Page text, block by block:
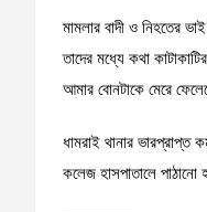
মামলার বাদী ও নিহতের
তাদের মধ্যে কথা
আমার বোনটাকে মেরে
ধামরাই থানার ভারপ্রাপ্ত
কলেজ হাসপাতালে পাঠানো